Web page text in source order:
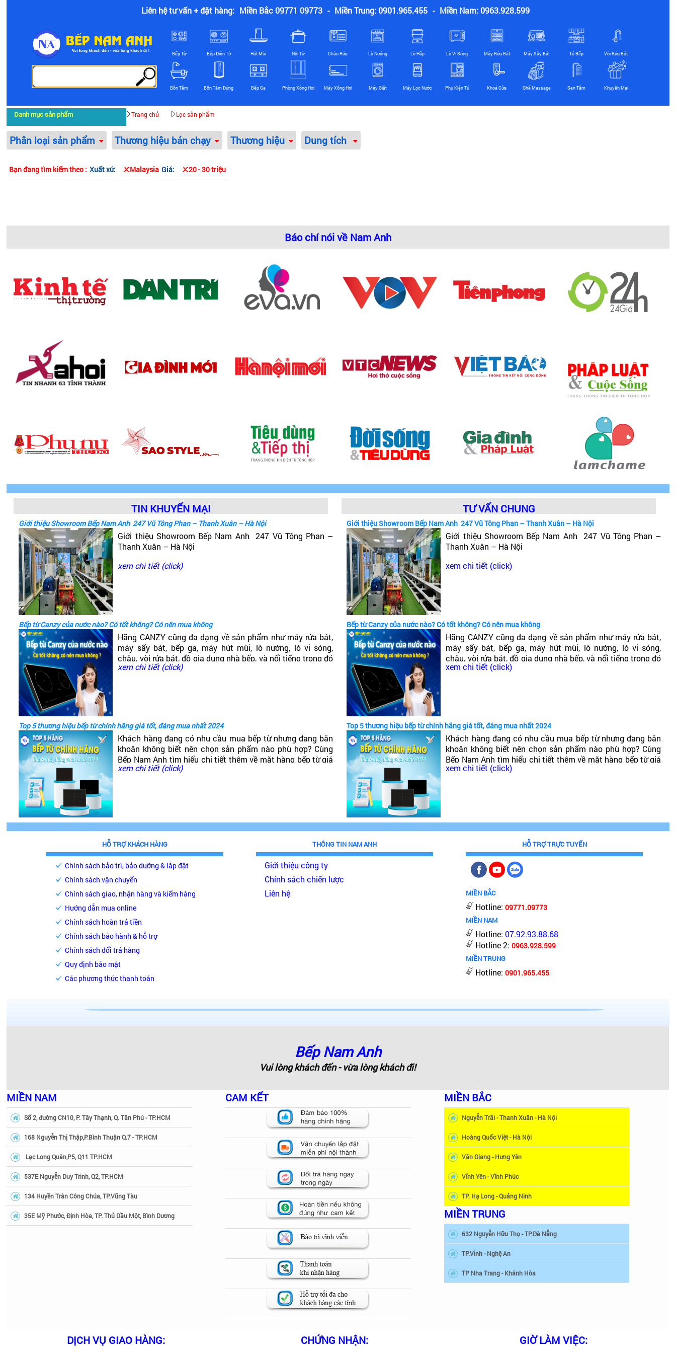
Liên hệ tư vấn + đặt hàng: Miền Bắc 09771 09773 - Miền Trung: 0901.965.455 - Miền Nam: 0963.928.599
Bếp Từ Bếp Điện Từ Hút Mùi Nồi Từ Chậu Rửa Lò Nướng Lò Hấp Lò Vi Sóng Máy Rửa Bát Máy Sấy Bát Tủ Bếp Vòi Rửa Bát
Bồn Tắm Bồn Tắm Đứng Bếp Ga Phòng Xông Hơi Máy Xông Hơi Máy Giặt Máy Lọc Nước Phụ Kiện Tủ Khoá Cửa Ghế Massage Sen Tắm Khuyến Mại
Danh mục sản phẩm Trang chủ Lọc sản phẩm
Phân loại sản phẩm Thương hiệu bán chạy Thương hiệu Dung tích
Bạn đang tìm kiếm theo : Xuất xứ: Malaysia Giá: 20 - 30 triệu
Báo chí nói về Nam Anh
TIN KHUYẾN MẠI
Giới thiệu Showroom Bếp Nam Anh 247 Vũ Tông Phan – Thanh Xuân – Hà Nội
Giới thiệu Showroom Bếp Nam Anh 247 Vũ Tông Phan –
Thanh Xuân – Hà Nội
xem chi tiết (click)
Bếp từ Canzy của nước nào? Có tốt không? Có nên mua không
Hãng CANZY cũng đa dạng về sản phẩm như máy rửa bát,
máy sấy bát, bếp ga, máy hút mùi, lò nướng, lò vi sóng,
chậu, vòi rửa bát, đồ gia dụng nhà bếp, và nổi tiếng trong đó
có dòng bếp từ Canzy. Vậy Bếp từ Canzy của nước nào? Có
xem chi tiết (click)
Top 5 thương hiệu bếp từ chính hãng giá tốt, đáng mua nhất 2024
Khách hàng đang có nhu cầu mua bếp từ nhưng đang băn
khoăn không biết nên chọn sản phẩm nào phù hợp? Cùng
Bếp Nam Anh tìm hiểu chi tiết thêm về mặt hàng bếp từ giá
phải chăng, chất lượng cao, đáng mua nhất 2024!
xem chi tiết (click)
TƯ VẤN CHUNG
Giới thiệu Showroom Bếp Nam Anh 247 Vũ Tông Phan – Thanh Xuân – Hà Nội
Giới thiệu Showroom Bếp Nam Anh 247 Vũ Tông Phan –
Thanh Xuân – Hà Nội
xem chi tiết (click)
Bếp từ Canzy của nước nào? Có tốt không? Có nên mua không
Hãng CANZY cũng đa dạng về sản phẩm như máy rửa bát,
máy sấy bát, bếp ga, máy hút mùi, lò nướng, lò vi sóng,
chậu, vòi rửa bát, đồ gia dụng nhà bếp, và nổi tiếng trong đó
có dòng bếp từ Canzy. Vậy Bếp từ Canzy của nước nào? Có
xem chi tiết (click)
Top 5 thương hiệu bếp từ chính hãng giá tốt, đáng mua nhất 2024
Khách hàng đang có nhu cầu mua bếp từ nhưng đang băn
khoăn không biết nên chọn sản phẩm nào phù hợp? Cùng
Bếp Nam Anh tìm hiểu chi tiết thêm về mặt hàng bếp từ giá
phải chăng, chất lượng cao, đáng mua nhất 2024!
xem chi tiết (click)
HỖ TRỢ KHÁCH HÀNG
Chính sách bảo trì, bảo dưỡng & lắp đặt
Chính sách vận chuyển
Chính sách giao, nhận hàng và kiểm hàng
Hướng dẫn mua online
Chính sách hoàn trả tiền
Chính sách bảo hành & hỗ trợ
Chính sách đổi trả hàng
Quy định bảo mật
Các phương thức thanh toán
THÔNG TIN NAM ANH
Giới thiệu công ty
Chính sách chiến lược
Liên hệ
HỖ TRỢ TRỰC TUYẾN
MIỀN BẮC
Hotline:09771.09773
MIỀN NAM
Hotline:07.92.93.88.68
Hotline 2:0963.928.599
MIỀN TRUNG
Hotline:0901.965.455
Bếp Nam Anh
Vui lòng khách đến - vừa lòng khách đi!
MIỀN NAM
Số 2, đường CN10, P. Tây Thạnh, Q. Tân Phú - TP.HCM
168 Nguyễn Thị Thập,P.Bình Thuận Q.7 - TP.HCM
Lạc Long Quân,P5, Q11 TP.HCM
537E Nguyễn Duy Trinh, Q2, TP.HCM
134 Huyền Trân Công Chúa, TP.Vũng Tàu
35E Mỹ Phước, Định Hòa, TP. Thủ Dầu Một, Bình Dương
CAM KẾT MIỀN BẮC
Nguyễn Trãi - Thanh Xuân - Hà Nội
Hoàng Quốc Việt - Hà Nội
Văn Giang - Hưng Yên
Vĩnh Yên - Vĩnh Phúc
TP. Hạ Long - Quảng Ninh
MIỀN TRUNG
632 Nguyễn Hữu Thọ - TP.Đà Nẵng
TP.Vinh - Nghệ An
TP Nha Trang - Khánh Hòa
DỊCH VỤ GIAO HÀNG: CHỨNG NHẬN: GIỜ LÀM VIỆC: